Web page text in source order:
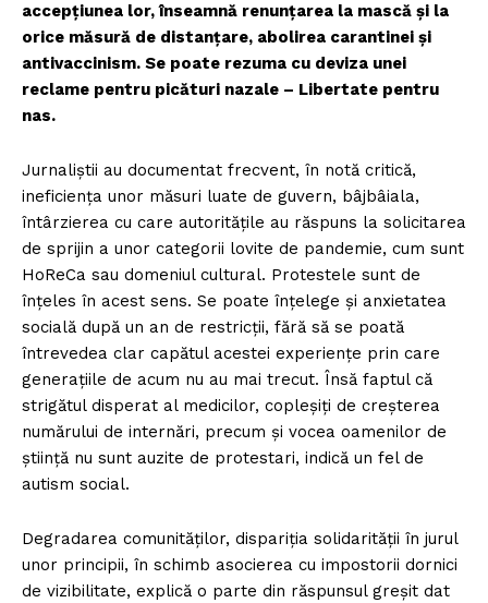
accepțiunea lor, înseamnă renunțarea la mască și la
orice măsură de distanțare, abolirea carantinei și
antivaccinism. Se poate rezuma cu deviza unei
reclame pentru picături nazale – Libertate pentru
nas.
Jurnaliștii au documentat frecvent, în notă critică,
ineficiența unor măsuri luate de guvern, bâjbâiala,
întârzierea cu care autoritățile au răspuns la solicitarea
de sprijin a unor categorii lovite de pandemie, cum sunt
HoReCa sau domeniul cultural. Protestele sunt de
înțeles în acest sens. Se poate înțelege și anxietatea
socială după un an de restricții, fără să se poată
întrevedea clar capătul acestei experiențe prin care
generațiile de acum nu au mai trecut. Însă faptul că
strigătul disperat al medicilor, copleșiți de creșterea
numărului de internări, precum și vocea oamenilor de
știință nu sunt auzite de protestari, indică un fel de
autism social.
Degradarea comunităților, dispariția solidarității în jurul
unor principii, în schimb asocierea cu impostorii dornici
de vizibilitate, explică o parte din răspunsul greșit dat